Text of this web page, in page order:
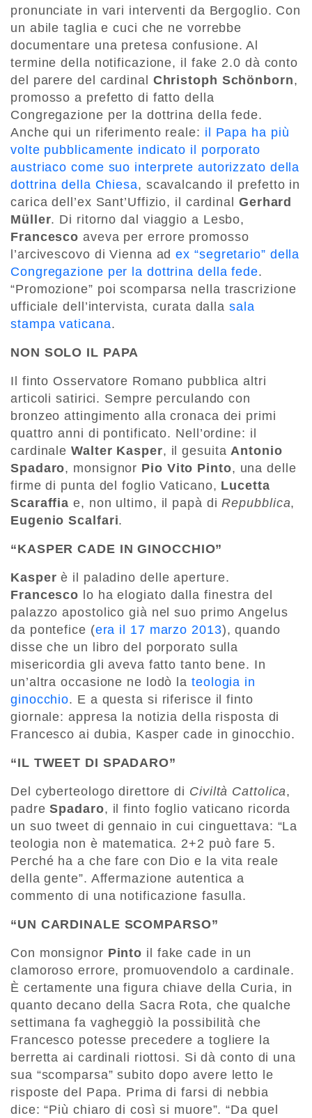
pronunciate in vari interventi da Bergoglio. Con
un abile taglia e cuci che ne vorrebbe
documentare una pretesa confusione. Al
termine della notificazione, il fake 2.0 dà conto
del parere del cardinal Christoph Schönborn,
promosso a prefetto di fatto della
Congregazione per la dottrina della fede.
Anche qui un riferimento reale: il Papa ha più
volte pubblicamente indicato il porporato
austriaco come suo interprete autorizzato della
dottrina della Chiesa, scavalcando il prefetto in
carica dell’ex Sant’Uffizio, il cardinal Gerhard
Müller. Di ritorno dal viaggio a Lesbo,
Francesco aveva per errore promosso
l’arcivescovo di Vienna adex “segretario” della
Congregazione per la dottrina della fede.
“Promozione” poi scomparsa nella trascrizione
ufficiale dell’intervista, curata dalla sala
stampa vaticana.
NON SOLO IL PAPA
Il finto Osservatore Romano pubblica altri
articoli satirici. Sempre perculando con
bronzeo attingimento alla cronaca dei primi
quattro anni di pontificato. Nell’ordine: il
cardinaleWalter Kasper, il gesuitaAntonio
Spadaro, monsignor Pio Vito Pinto, una delle
firme di punta del foglio Vaticano, Lucetta
Scaraffia e, non ultimo, il papà diRepubblica,
Eugenio Scalfari.
“KASPER CADE IN GINOCCHIO”
Kasper è il paladino delle aperture.
Francesco lo ha elogiato dalla finestra del
palazzo apostolico già nel suo primo Angelus
da pontefice (era il 17 marzo 2013), quando
disse che un libro del porporato sulla
misericordia gli aveva fatto tanto bene. In
un’altra occasione ne lodò la teologia in
ginocchio. E a questa si riferisce il finto
giornale: appresa la notizia della risposta di
Francesco ai dubia, Kasper cade in ginocchio.
“IL TWEET DI SPADARO”
Del cyberteologo direttore di Civiltà Cattolica,
padreSpadaro, il finto foglio vaticano ricorda
un suo tweet di gennaio in cui cinguettava: “La
teologia non è matematica. 2+2 può fare 5.
Perché ha a che fare con Dio e la vita reale
della gente”. Affermazione autentica a
commento di una notificazione fasulla.
“UN CARDINALE SCOMPARSO”
Con monsignor Pinto il fake cade in un
clamoroso errore, promuovendolo a cardinale.
È certamente una figura chiave della Curia, in
quanto decano della Sacra Rota, che qualche
settimana fa vagheggiò la possibilità che
Francesco potesse precedere a togliere la
berretta ai cardinali riottosi. Si dà conto di una
sua “scomparsa” subito dopo avere letto le
risposte del Papa. Prima di farsi di nebbia
dice: “Più chiaro di così si muore”. “Da quel